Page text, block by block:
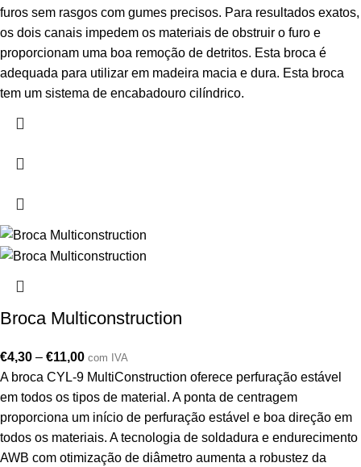
furos sem rasgos com gumes precisos. Para resultados exatos,
os dois canais impedem os materiais de obstruir o furo e
proporcionam uma boa remoção de detritos. Esta broca é
adequada para utilizar em madeira macia e dura. Esta broca
tem um sistema de encabadouro cilíndrico.
Broca Multiconstruction
€4,30 – €11,00 com IVA
A broca CYL-9 MultiConstruction oferece perfuração estável
em todos os tipos de material. A ponta de centragem
proporciona um início de perfuração estável e boa direção em
todos os materiais. A tecnologia de soldadura e endurecimento
AWB com otimização de diâmetro aumenta a robustez da